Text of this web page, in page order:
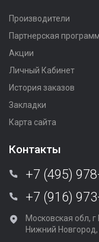
Производители
Партнерская
Акции
Личный Кабинет
История заказов
Закладки
Карта сайта
Контакты
+7 (495)
+7 (916)
Московская обл,
Нижний